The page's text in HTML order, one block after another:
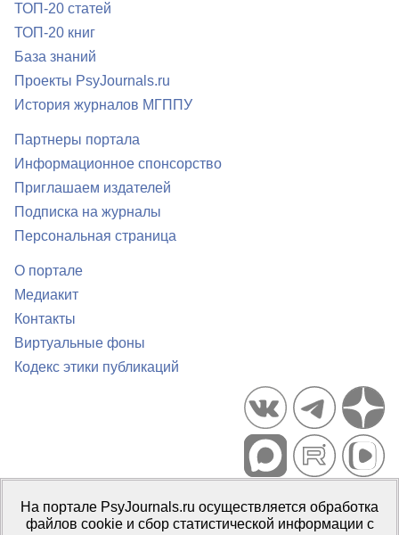
ТОП-20 статей
ТОП-20 книг
База знаний
Проекты PsyJournals.ru
История журналов МГППУ
Партнеры портала
Информационное спонсорство
Приглашаем издателей
Подписка на журналы
Персональная страница
О портале
Медиакит
Контакты
Виртуальные фоны
Кодекс этики публикаций
Портал психологических изданий PsyJournals.ru, 2007–2026
Правила использования материалов
На портале PsyJournals.ru осуществляется обработка
файлов cookie и сбор статистической информации с